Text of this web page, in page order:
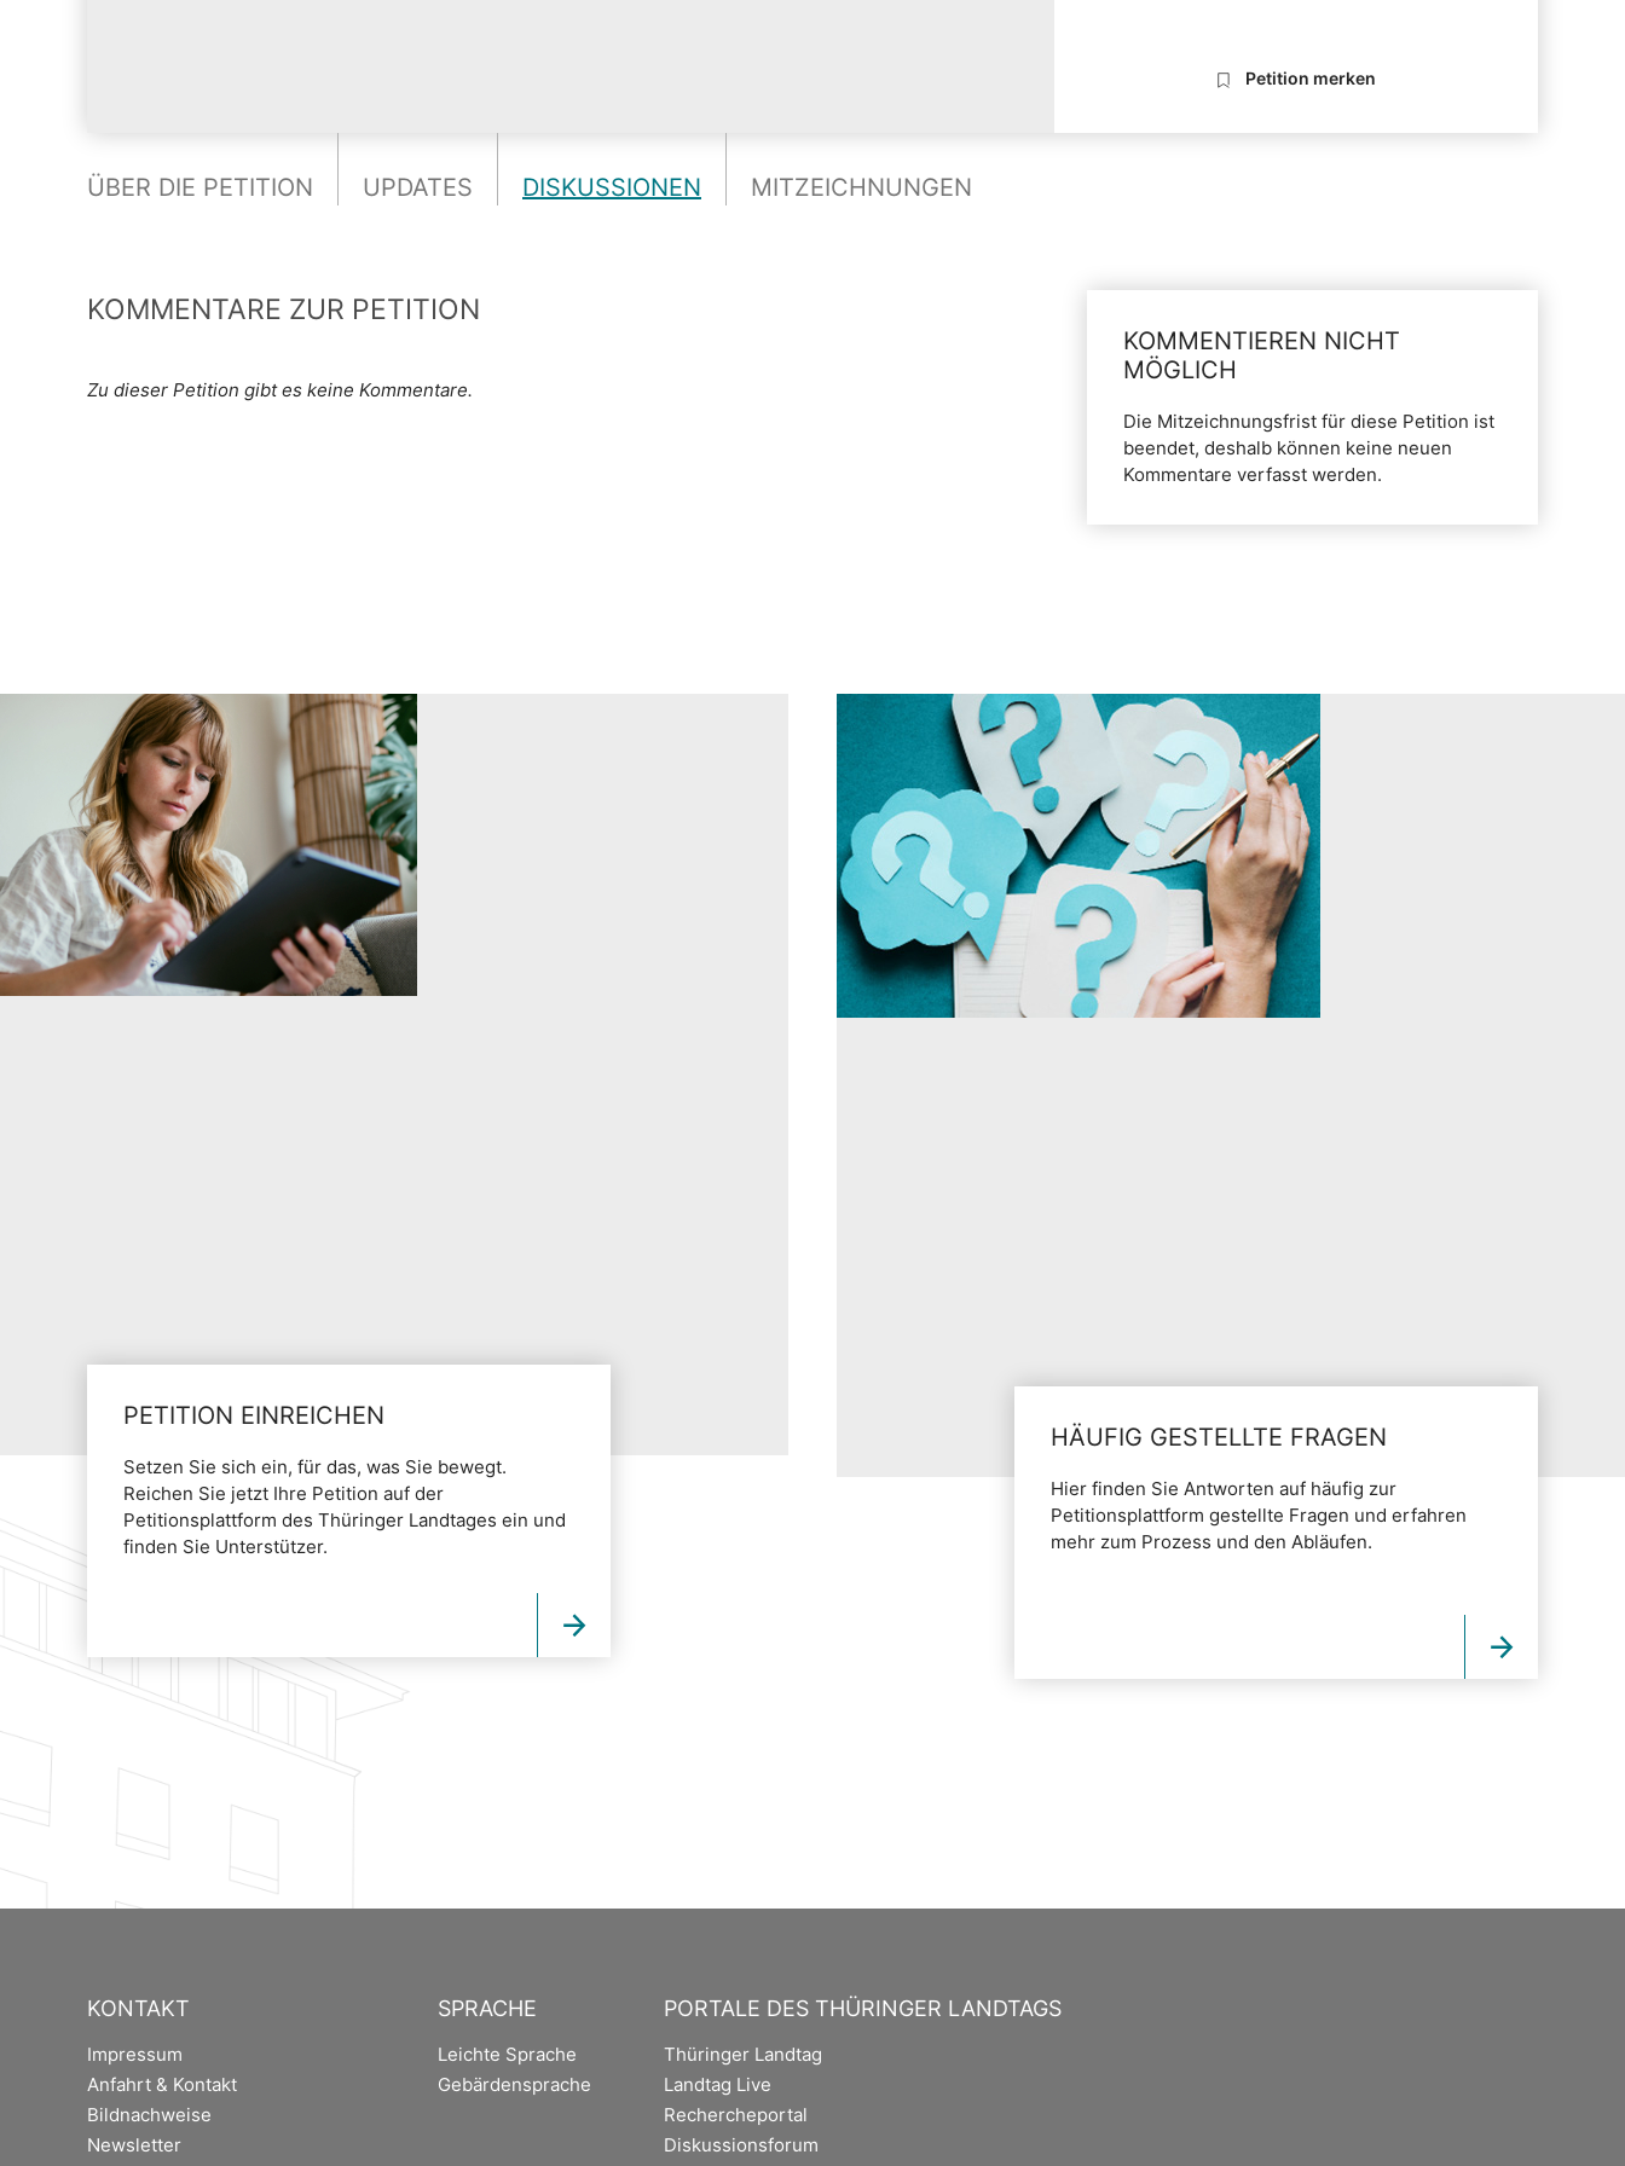
Petition merken
ÜBER DIE PETITION UPDATES DISKUSSIONEN MITZEICHNUNGEN
KOMMENTIEREN NICHT
MÖGLICH
Die Mitzeichnungsfrist für diese Petition ist
beendet, deshalb können keine neuen
Kommentare verfasst werden.
KOMMENTARE ZUR PETITION
Zu dieser Petition gibt es keine Kommentare.
PETITION EINREICHEN
Setzen Sie sich ein, für das, was Sie bewegt.
Reichen Sie jetzt Ihre Petition auf der
Petitionsplattform des Thüringer Landtages ein und
finden Sie Unterstützer.
HÄUFIG GESTELLTE FRAGEN
Hier finden Sie Antworten auf häufig zur
Petitionsplattform gestellte Fragen und erfahren
mehr zum Prozess und den Abläufen.
KONTAKT
Impressum
Anfahrt & Kontakt
Bildnachweise
Newsletter
SPRACHE
Leichte Sprache
Gebärdensprache
PORTALE DES THÜRINGER LANDTAGS
Thüringer Landtag
Landtag Live
Rechercheportal
Diskussionsforum